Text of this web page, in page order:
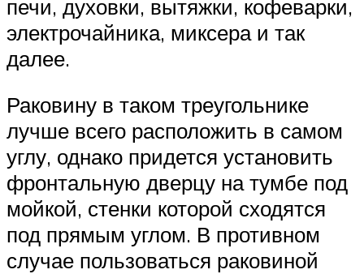
печи, духовки, вытяжки, кофеварки,
электрочайника, миксера и так
далее.
Раковину в таком треугольнике
лучше всего расположить в самом
углу, однако придется установить
фронтальную дверцу на тумбе под
мойкой, стенки которой сходятся
под прямым углом. В противном
случае пользоваться раковиной